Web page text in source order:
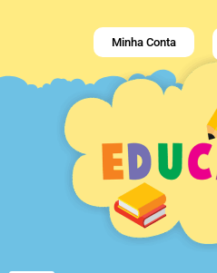
Minha Conta